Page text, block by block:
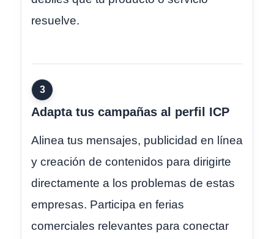
resuelve.
3
Adapta tus campañas al perfil ICP
Alinea tus mensajes, publicidad en línea
y creación de contenidos para dirigirte
directamente a los problemas de estas
empresas. Participa en ferias
comerciales relevantes para conectar